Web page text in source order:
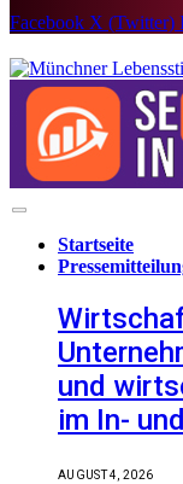
Facebook X (Twitter)
Startseite
und
im In-
AUGUST 4, 2026